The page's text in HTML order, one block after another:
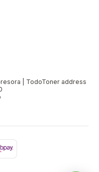
| TodoToner address